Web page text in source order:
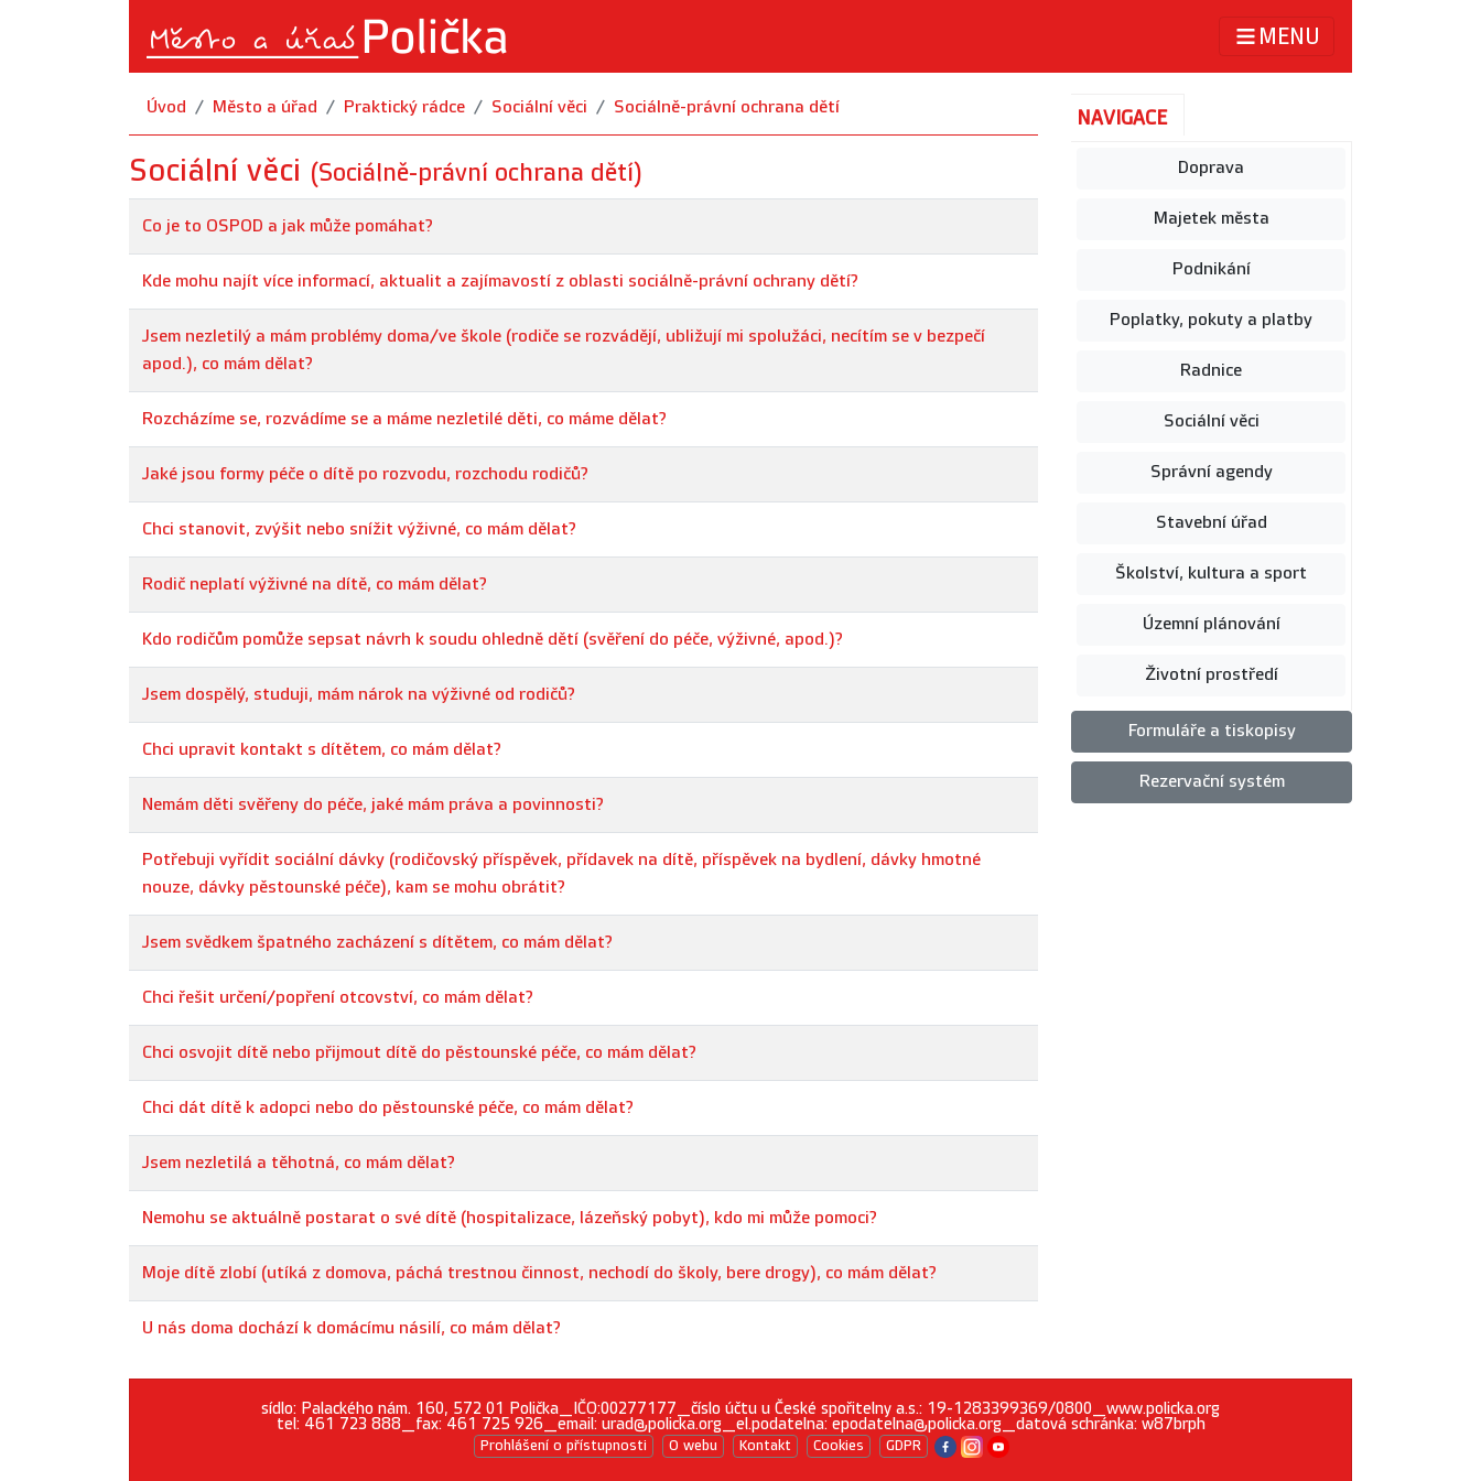
MENU
Úvod Město a úřad Praktický rádce Sociální věci Sociálně-právní ochrana dětí
Sociální věci (Sociálně-právní ochrana dětí)
Co je to OSPOD a jak může pomáhat?
Kde mohu najít více informací, aktualit a zajímavostí z oblasti sociálně-právní ochrany dětí?
Jsem nezletilý a mám problémy doma/ve škole (rodiče se rozvádějí, ubližují mi spolužáci, necítím se v bezpečí
apod.), co mám dělat?
Rozcházíme se, rozvádíme se a máme nezletilé děti, co máme dělat?
Jaké jsou formy péče o dítě po rozvodu, rozchodu rodičů?
Chci stanovit, zvýšit nebo snížit výživné, co mám dělat?
Rodič neplatí výživné na dítě, co mám dělat?
Kdo rodičům pomůže sepsat návrh k soudu ohledně dětí (svěření do péče, výživné, apod.)?
Jsem dospělý, studuji, mám nárok na výživné od rodičů?
Chci upravit kontakt s dítětem, co mám dělat?
Nemám děti svěřeny do péče, jaké mám práva a povinnosti?
Potřebuji vyřídit sociální dávky (rodičovský příspěvek, přídavek na dítě, příspěvek na bydlení, dávky hmotné
nouze, dávky pěstounské péče), kam se mohu obrátit?
Jsem svědkem špatného zacházení s dítětem, co mám dělat?
Chci řešit určení/popření otcovství, co mám dělat?
Chci osvojit dítě nebo přijmout dítě do pěstounské péče, co mám dělat?
Chci dát dítě k adopci nebo do pěstounské péče, co mám dělat?
Jsem nezletilá a těhotná, co mám dělat?
Nemohu se aktuálně postarat o své dítě (hospitalizace, lázeňský pobyt), kdo mi může pomoci?
Moje dítě zlobí (utíká z domova, páchá trestnou činnost, nechodí do školy, bere drogy), co mám dělat?
U nás doma dochází k domácímu násilí, co mám dělat?
NAVIGACE
Doprava
Majetek města
Podnikání
Poplatky, pokuty a platby
Radnice
Sociální věci
Správní agendy
Stavební úřad
Školství, kultura a sport
Územní plánování
Životní prostředí
Formuláře a tiskopisy
Rezervační systém
sídlo: Palackého nám. 160, 572 01 Polička_IČO:00277177_číslo účtu u České spořitelny a.s.: 19-1283399369/0800_www.policka.org
tel: 461 723 888_fax: 461 725 926_email: urad@policka.org_el.podatelna: epodatelna@policka.org_datová schránka: w87brph
Prohlášení o přístupnosti O webu Kontakt Cookies GDPR